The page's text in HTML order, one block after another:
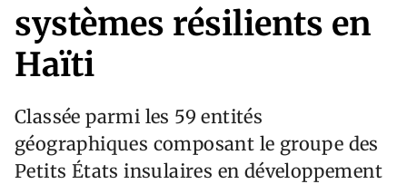
systèmes résilients en
Haïti
Classée parmi les 59 entités
géographiques composant le groupe des
Petits États insulaires en développement